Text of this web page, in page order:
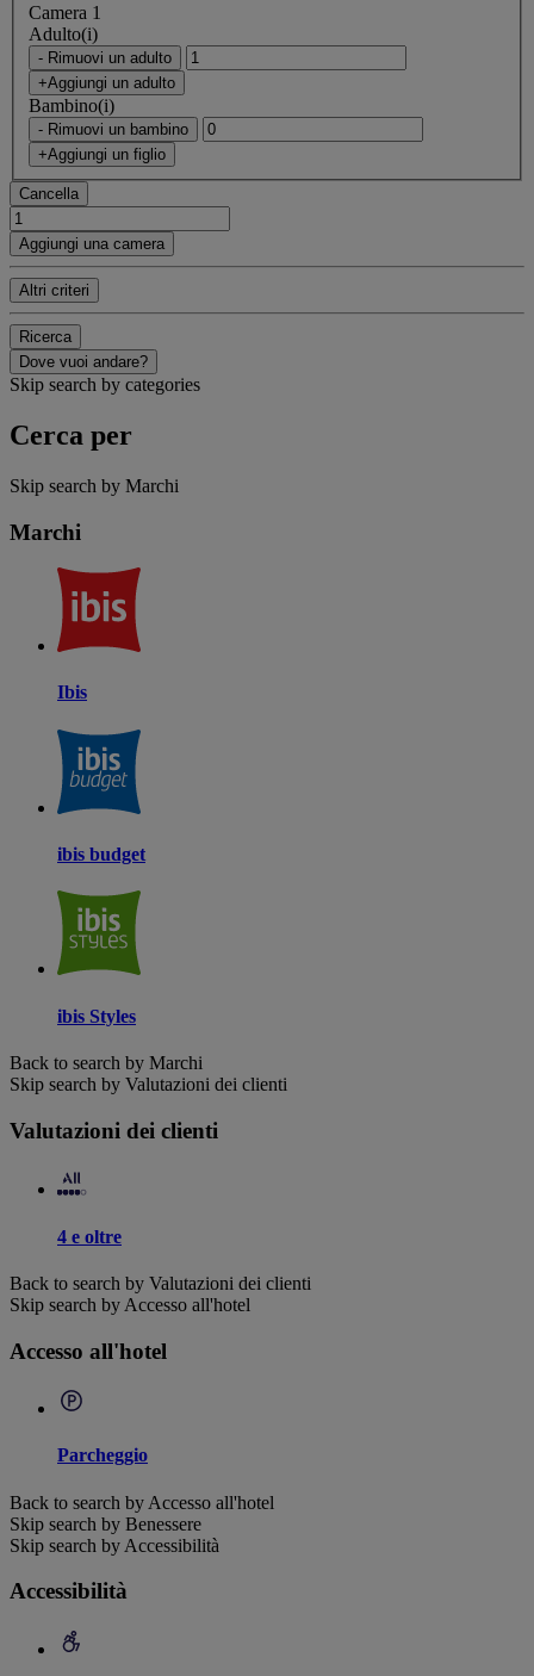
Camera 1
Adulto(i)
- Rimuovi un adulto
+Aggiungi un adulto
Bambino(i)
- Rimuovi un bambino
+Aggiungi un figlio
Cancella
Aggiungi una camera
Altri criteri
Ricerca
Dove vuoi andare?
Skip search by categories
Cerca per
Skip search by Marchi
Marchi
Ibis
ibis budget
ibis Styles
Back to search by Marchi
Skip search by Valutazioni dei clienti
Valutazioni dei clienti
4 e oltre
Back to search by Valutazioni dei clienti
Skip search by Accesso all'hotel
Accesso all'hotel
Parcheggio
Back to search by Accesso all'hotel
Skip search by Benessere
Skip search by Accessibilità
Accessibilità